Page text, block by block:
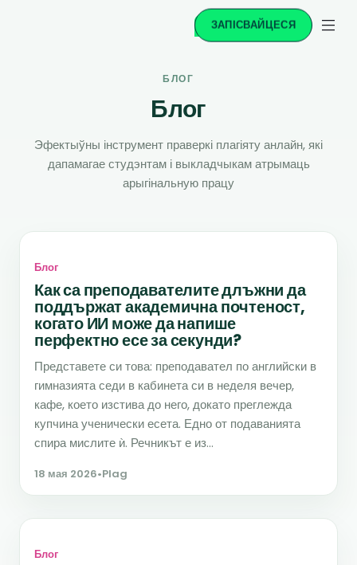
ЗАПІСВАЙЦЕСЯ
БЛОГ
Блог
Эфектыўны інструмент праверкі плагіяту анлайн, які
дапамагае студэнтам і выкладчыкам атрымаць
арыгінальную працу
Блог
Как са преподавателите длъжни да
поддържат академична почтеност,
когато ИИ може да напише
перфектно есе за секунди?
Представете си това: преподавател по английски в
гимназията седи в кабинета си в неделя вечер,
кафе, което изстива до него, докато преглежда
купчина ученически есета. Едно от подаванията
спира мислите ѝ. Речникът е из...
18 мая 2026•Plag
Блог